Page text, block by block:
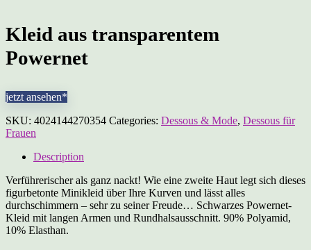
Kleid aus transparentem
Powernet
jetzt ansehen*
SKU: 4024144270354 Categories: Dessous & Mode, Dessous für
Frauen
Description
Verführerischer als ganz nackt! Wie eine zweite Haut legt sich dieses
figurbetonte Minikleid über Ihre Kurven und lässt alles
durchschimmern – sehr zu seiner Freude… Schwarzes Powernet-
Kleid mit langen Armen und Rundhalsausschnitt. 90% Polyamid,
10% Elasthan.